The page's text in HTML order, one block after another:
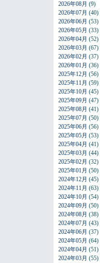
2026年08月 (9)
2026年07月 (40)
2026年06月 (53)
2026年05月 (33)
2026年04月 (52)
2026年03月 (67)
2026年02月 (37)
2026年01月 (36)
2025年12月 (56)
2025年11月 (59)
2025年10月 (45)
2025年09月 (47)
2025年08月 (41)
2025年07月 (50)
2025年06月 (56)
2025年05月 (53)
2025年04月 (41)
2025年03月 (44)
2025年02月 (32)
2025年01月 (50)
2024年12月 (45)
2024年11月 (63)
2024年10月 (54)
2024年09月 (50)
2024年08月 (38)
2024年07月 (43)
2024年06月 (37)
2024年05月 (64)
2024年04月 (51)
2024年03月 (55)